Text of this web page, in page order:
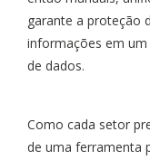
garante a proteção
informações em um
de dados.
Como cada setor
de uma ferramenta